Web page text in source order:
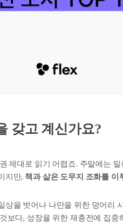
갖고 계신가요?
제대로 읽기 어렵죠. 주말에는
지만,책과 삶은 도무지 조화를 이
상을 벗어나 나만을 위한 덩어리
보다, 성장을 위한 재충전에 집중